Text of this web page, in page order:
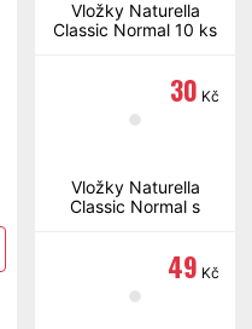
Vložky Naturella
Classic Normal 10 ks
30 Kč
Vložky Naturella
Classic Normal s
49 Kč